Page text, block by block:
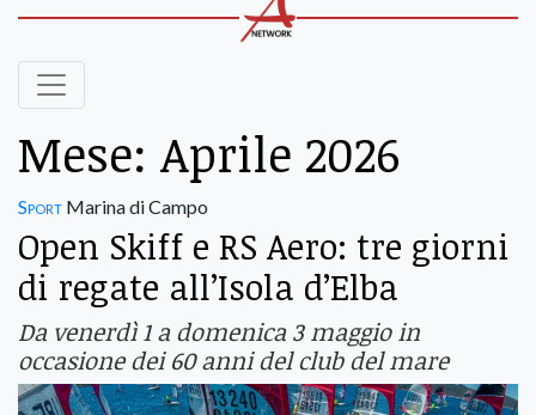
Mese: Aprile 2026
Sport Marina di Campo
Open Skiff e RS Aero: tre giorni
di regate all’Isola d’Elba
Da venerdì 1 a domenica 3 maggio in
occasione dei 60 anni del club del mare